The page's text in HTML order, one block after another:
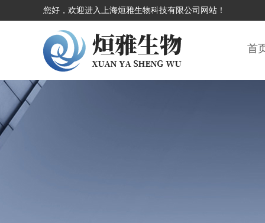
您好，欢迎进入上海烜雅生物科技有限公司网站！
首